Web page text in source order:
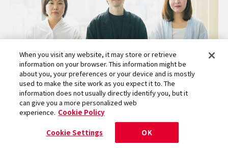
『ピングー』にリバイバルヒットの兆し――SNSマ
ーケティングをフル活用するチームの挑戦②
ソニーミュージックグル
ープ採用情報
When you visit any website, it may store or retrieve
information on your browser. This information might be
about you, your preferences or your device and is mostly
used to make the site work as you expect it to. The
information does not usually directly identify you, but it
can give you a more personalized web
experience. Cookie Policy
Cookie Settings OK